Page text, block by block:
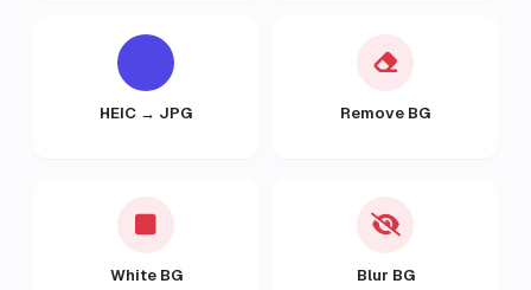
HEIC → JPG Remove BG
White BG Blur BG